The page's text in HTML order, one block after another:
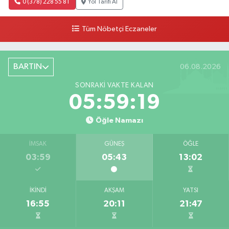
0 (378) 228 55 81 Yol Tarifi Al
Tüm Nöbetçi Eczaneler
BARTIN 06.08.2026
SONRAKI VAKTE KALAN
05:59:18
Öğle Namazı
İMSAK
03:59
GÜNEŞ
05:43
ÖĞLE
13:02
İKINDI
16:55
AKŞAM
20:11
YATSI
21:47